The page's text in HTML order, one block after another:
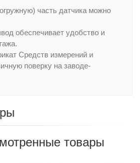
часть датчика можно
обеспечивает удобство и
Средств измерений и
поверку на заводе-
товары